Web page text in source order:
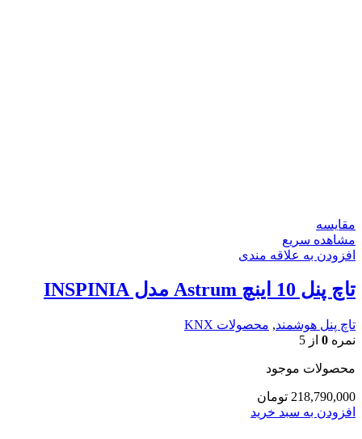
مقایسه
مشاهده سریع
افزودن به علاقه مندی
تاچ پنل 10 اینچ Astrum مدل INSPINIA
تاچ پنل هوشمند, محصولات KNX
نمره 0 از 5
محصولات موجود
218,790,000 تومان
افزودن به سبد خرید